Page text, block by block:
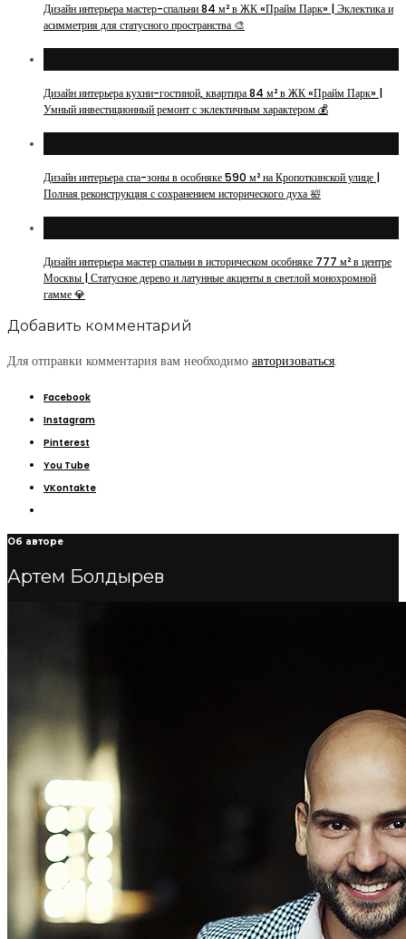
Дизайн интерьера мастер-спальни 84 м² в ЖК «Прайм Парк» | Эклектика и
асимметрия для статусного пространства 🎨
Дизайн интерьера кухни-гостиной, квартира 84 м² в ЖК «Прайм Парк» |
Умный инвестиционный ремонт с эклектичным характером 💰
Дизайн интерьера спа-зоны в особняке 590 м² на Кропоткинской улице |
Полная реконструкция с сохранением исторического духа 🛀
Дизайн интерьера мастер спальни в историческом особняке 777 м² в центре
Москвы | Статусное дерево и латунные акценты в светлой монохромной
гамме 💎
Добавить комментарий
Для отправки комментария вам необходимо авторизоваться.
Facebook
Instagram
Pinterest
You Tube
VKontakte
Об авторе
Артем Болдырев